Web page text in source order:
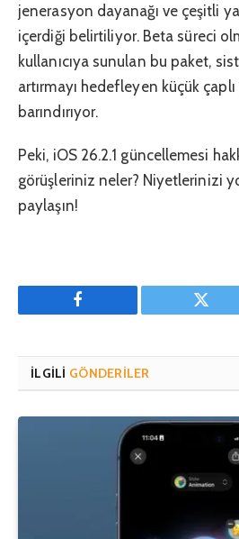
jenerasyon dayanağı ve çeşitli
içerdiği belirtiliyor. Beta süreci
kullanıcıya sunulan bu paket,
artırmayı hedefleyen küçük
barındırıyor.
Peki, iOS 26.2.1 güncellemesi
görüşleriniz neler? Niyetlerinizi
paylaşın!
Facebook
İLGILI GÖNDERILER